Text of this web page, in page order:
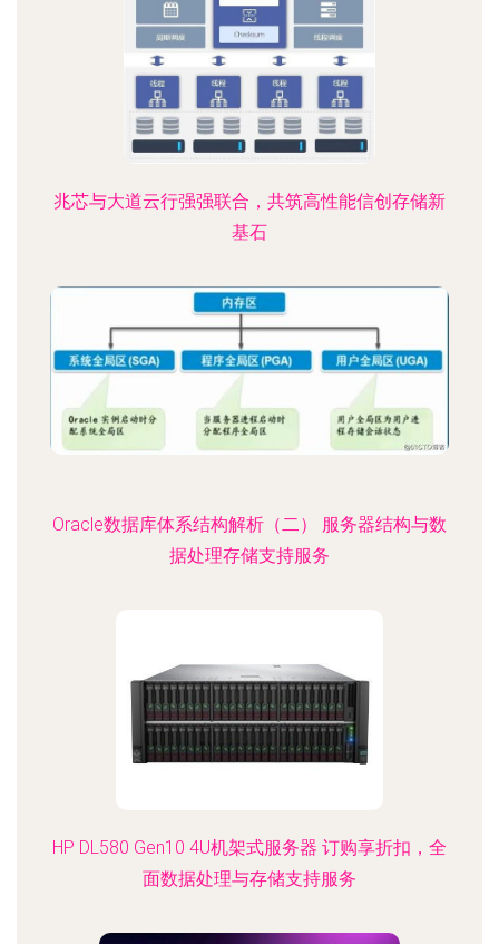
兆芯与大道云行强强联合，共筑高性能信创存储新
基石
Oracle数据库体系结构解析（二） 服务器结构与数
据处理存储支持服务
HP DL580 Gen10 4U机架式服务器 订购享折扣，全
面数据处理与存储支持服务